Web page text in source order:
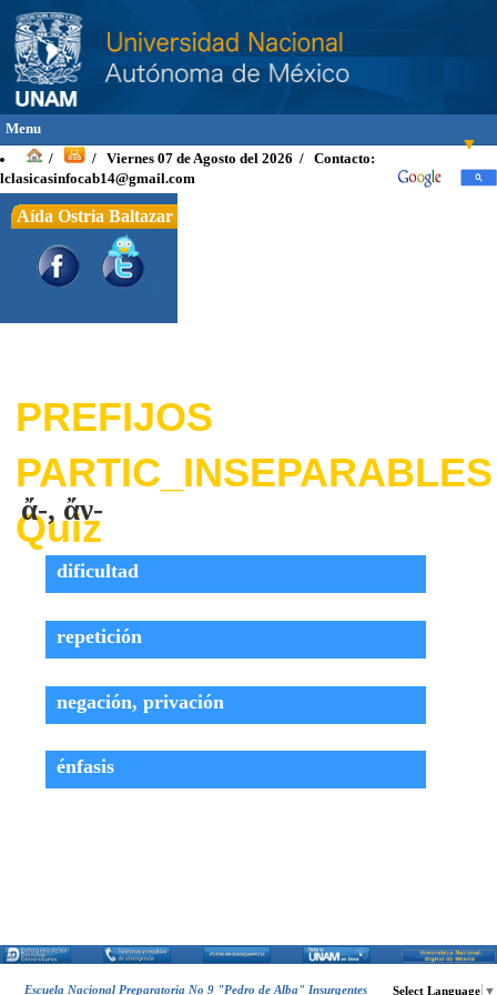
Menu
▼
/ / Viernes 07 de Agosto del 2026 / Contacto:
lclasicasinfocab14@gmail.com
INICIO
INTRODUCCIÓN
Latino
Vocabulario Latin ▼
Vocabulario Griego
DESCARGA
Aída Ostria Baltazar
PREFIJOS
PARTIC_INSEPARABLES
Quiz
ἄ-, ἄν-
dificultad
repetición
negación, privación
énfasis
Escuela Nacional Preparatoria No 9 "Pedro de Alba" Insurgentes Select Language ▼